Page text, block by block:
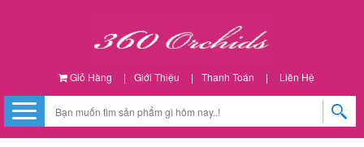
Giỏ Hàng | Giới Thiệu | Thanh Toán | Liên Hệ